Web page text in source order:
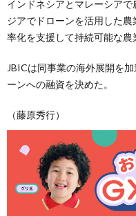
インドネシアとマレーシア
ジアでドローンを活用した
率化を支援して持続可能な農
JBICは同事業の海外展開を
ーンへの融資を決めた。
（藤原秀行）